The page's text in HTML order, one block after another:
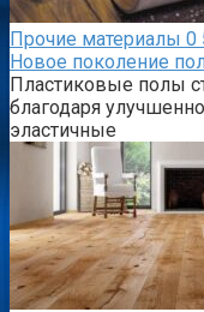
Прочие материалы 0
Новое поколение
Пластиковые полы
благодаря
эластичные